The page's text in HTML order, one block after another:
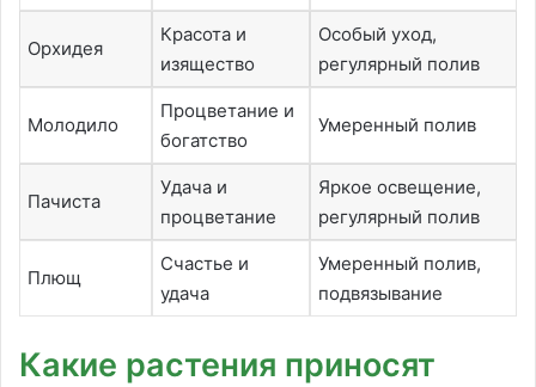
Орхидея
Красота и
изящество
Особый уход,
регулярный полив
Молодило
Процветание и
богатство
Умеренный полив
Пачиста
Удача и
процветание
Яркое освещение,
регулярный полив
Плющ
Счастье и
удача
Умеренный полив,
подвязывание
Какие растения приносят